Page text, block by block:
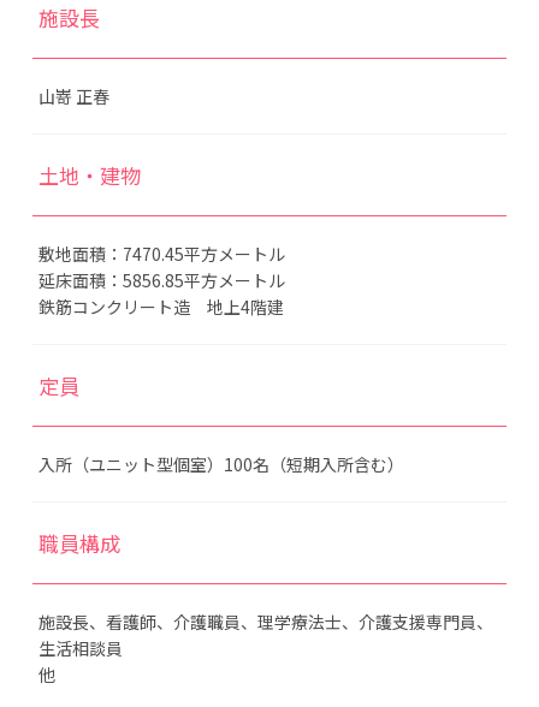
施設長
山嵜 正春
土地・建物
敷地面積：7470.45平方メートル
延床面積：5856.85平方メートル
鉄筋コンクリート造 地上4階建
定員
入所（ユニット型個室）100名（短期入所含む）
職員構成
施設長、看護師、介護職員、理学療法士、介護支援専門員、
生活相談員
他